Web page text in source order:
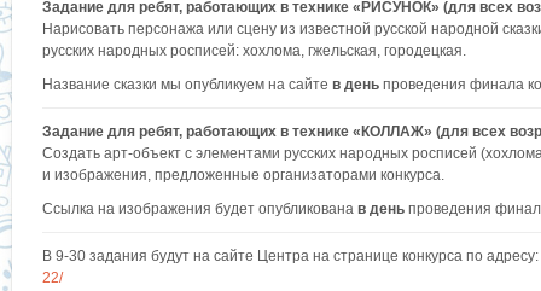
Задание для ребят, работающих в технике «РИСУНОК» (для всех
Нарисовать персонажа или сцену из известной русской народной
русских народных росписей: хохлома, гжельская, городецкая.
Название сказки мы опубликуем на сайте в день проведения финала
Задание для ребят, работающих в технике «КОЛЛАЖ» (для всех
Создать арт-объект с элементами русских народных росписей
и изображения, предложенные организаторами конкурса.
Ссылка на изображения будет опубликована в день проведения
В 9-30 задания будут на сайте Центра на странице конкурса по адресу:
22/